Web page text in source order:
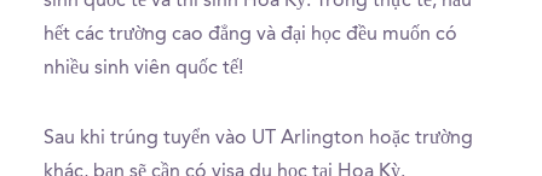
hết các trường cao đẳng và đại học đều muốn có
nhiều sinh viên quốc tế!
Sau khi trúng tuyển vào UT Arlington hoặc trường
khác, bạn sẽ cần có visa du học tại Hoa Kỳ.